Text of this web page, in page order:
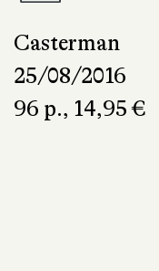
Casterman
25/08/2016
96 p., 14,95 €